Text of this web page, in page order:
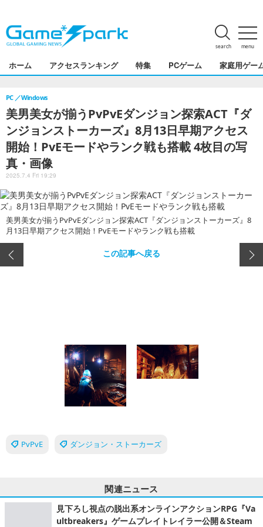
menu
search
ホーム アクセスランキング 特集 PCゲーム 家庭用ゲー
美男美女が揃うPvPvEダンジョン探索ACT『ダ
ンジョンストーカーズ』8月13日早期アクセス
開始！PvEモードやランク戦も搭載 4枚目の写
真・画像
PC Windows
2025.7.4 Fri 19:29
美男美女が揃うPvPvEダンジョン探索ACT『ダンジョンストーカーズ』8
月13日早期アクセス開始！PvEモードやランク戦も搭載
この記事へ戻る
Sponsored by